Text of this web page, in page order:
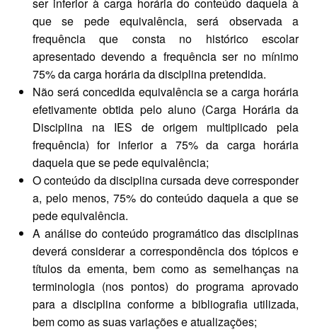
que se pede equivalência, será observada a
frequência que consta no histórico escolar
apresentado devendo a frequência ser no mínimo
75% da carga horária da disciplina pretendida.
Não será concedida equivalência se a carga horária
efetivamente obtida pelo aluno (Carga Horária da
Disciplina na IES de origem multiplicado pela
frequência) for inferior a 75% da carga horária
daquela que se pede equivalência;
O conteúdo da disciplina cursada deve corresponder
a, pelo menos, 75% do conteúdo daquela a que se
pede equivalência.
A análise do conteúdo programático das disciplinas
deverá considerar a correspondência dos tópicos e
títulos da ementa, bem como as semelhanças na
terminologia (nos pontos) do programa aprovado
para a disciplina conforme a bibliografia utilizada,
bem como as suas variações e atualizações;